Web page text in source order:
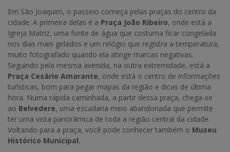
Em São Joaquim, o passeio começa pelas praças do centro da
cidade. A primeira delas é a Praça João Ribeiro, onde está a
Igreja Matriz, uma fonte de água que costuma ficar congelada
nos dias mais gelados e um relógio que registra a temperatura,
muito fotografado quando ela atinge marcas negativas.
Seguindo pela mesma avenida, na outra extremidade, está a
Praça Cesário Amarante, onde está o centro de informações
turísticas, bom para pegar mapas da região e dicas de última
hora. Numa rápida caminhada, a partir dessa praça, chega-se
ao Belvedere, uma escadaria meio abandonada que permite
ter uma vista panorâmica de toda a região central da cidade.
Voltando para a praça, você pode conhecer também o Museu
Histórico Municipal.